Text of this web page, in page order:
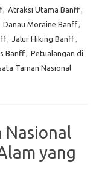
, Atraksi Utama Banff,
Danau Moraine Banff,
, Jalur Hiking Banff,
Banff, Petualangan di
Taman Nasional
Nasional
yang